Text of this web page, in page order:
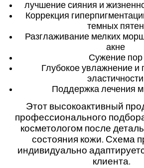
лучшение сияния и
Коррекция
темных пятен
Разглаживание мелких
акне
Сужение пор
Глубокое увлажнение
эластичности
Поддержка лечения
Этот высокоактивный
профессионального
косметологом после
состояния кожи. Схема
индивидуально
клиента.